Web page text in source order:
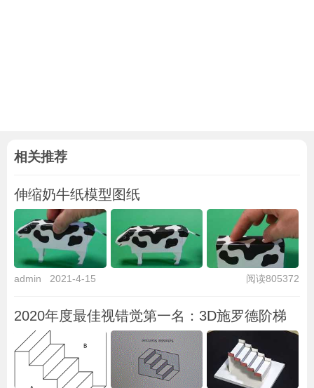
相关推荐
伸缩奶牛纸模型图纸
admin 2021-4-15 阅读805372
2020年度最佳视错觉第一名：3D施罗德阶梯